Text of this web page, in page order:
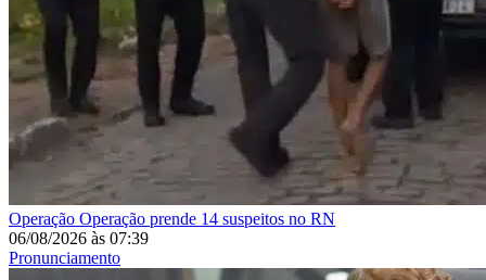
Operação Operação prende 14 suspeitos no RN
06/08/2026 às 07:39
Pronunciamento